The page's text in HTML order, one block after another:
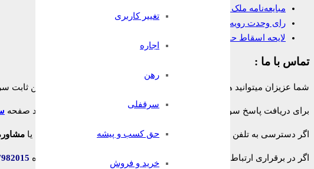
تغییر کاربری
اجاره
رهن
سرقفلی
حق کسب و پیشه
خرید و فروش
مبایعه‌نامه ملک تجاری
رای وحدت رویه در مورد شرط داوری
لایحه اسقاط حق
تماس با ما :
شما عزیزان میتوانید همه روزه و به صورت 24 ساعته حتی ایام تعطیل از تلفن ثابت سراسر کشور بدون هیچ پیش شماره یا کدی با شماره:
برای دریافت پاسخ سوالات حقوقی خود به صورترایگان با وکیل پایه یک وارد صفحه
اگر دسترسی به تلفن ثابت ندارید میتوانید پس از پرداخت هزینه با یا
اگر در برقراری ارتباط با هر کدام از روشهای با مشکلی مواجه شدید با شماره